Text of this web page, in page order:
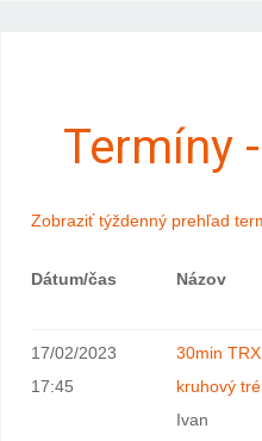
Termíny
Zobraziť týždenný prehľad
Dátum/čas Názov
17/02/2023
17:45
30min
kruhový
Ivan